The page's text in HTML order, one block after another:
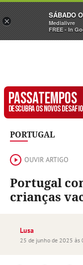
Sábado
PASSATEMPOS
DESCUBRA OS NOVOS
PORTUGAL
OUVIR ARTIGO
Portugal
crianças
Lusa
25 de junho de 2025 às
×
SÁBADO
Medialivre
FREE - In